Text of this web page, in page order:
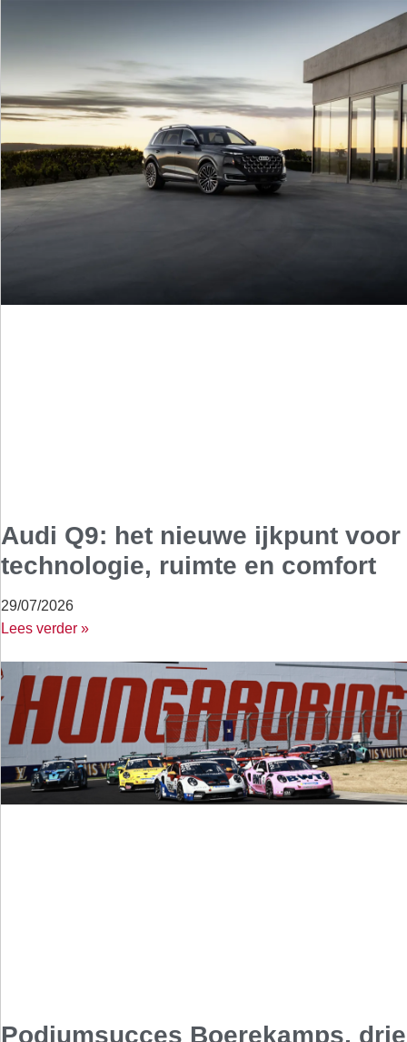
Audi Q9: het nieuwe ijkpunt voor
technologie, ruimte en comfort
29/07/2026
Lees verder »
Podiumsucces Boerekamps, drie